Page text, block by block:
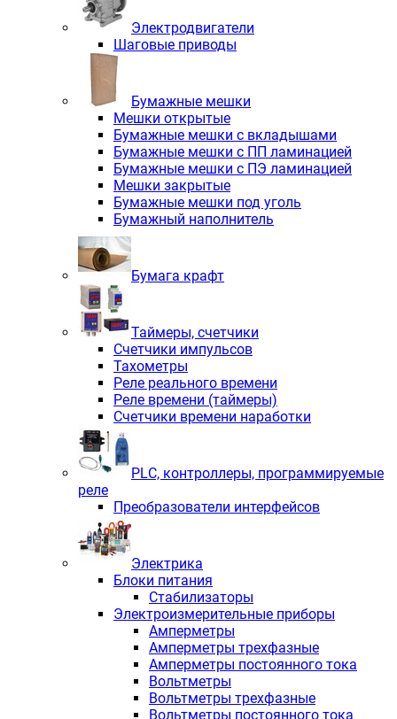
Электродвигатели
Шаговые приводы
Бумажные мешки
Мешки открытые
Бумажные мешки с вкладышами
Бумажные мешки с ПП ламинацией
Бумажные мешки с ПЭ ламинацией
Мешки закрытые
Бумажные мешки под уголь
Бумажный наполнитель
Бумага крафт
Таймеры, счетчики
Счетчики импульсов
Тахометры
Реле реального времени
Реле времени (таймеры)
Счетчики времени наработки
PLС, контроллеры, программируемые
реле
Преобразователи интерфейсов
Электрика
Блоки питания
Стабилизаторы
Электроизмерительные приборы
Амперметры
Амперметры трехфазные
Амперметры постоянного тока
Вольтметры
Вольтметры трехфазные
Вольтметры постоянного тока